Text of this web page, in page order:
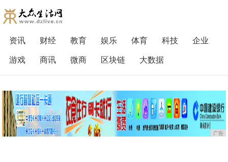
资讯 财经 教育 娱乐 体育 科技
企业
游戏
商讯 微商 区块链 大数据
广告